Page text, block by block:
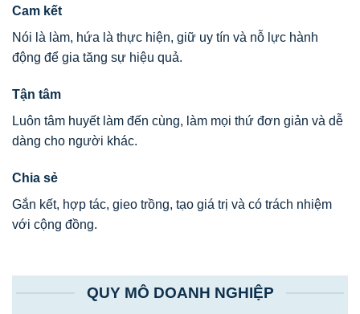
Cam kết
Nói là làm, hứa là thực hiện, giữ uy tín và nỗ lực hành
động để gia tăng sự hiệu quả.
Tận tâm
Luôn tâm huyết làm đến cùng, làm mọi thứ đơn giản và dễ
dàng cho người khác.
Chia sẻ
Gắn kết, hợp tác, gieo trồng, tạo giá trị và có trách nhiệm
với cộng đồng.
QUY MÔ DOANH NGHIỆP